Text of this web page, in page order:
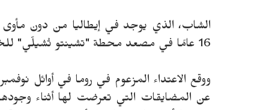
الشاب، الذي يوجد في إيطاليا من دون
16 عامًا في مصعد محطة "تشينتو تْشيلّي" للخط الثالث من شبكة مترو العاصمة الإيطالية.
ووقع الاعتداء المزعوم في روما في أوائل
عن المضايقات التي تعرضت لها أثناء